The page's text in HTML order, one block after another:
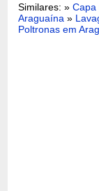
Similares: »Capa
Araguaína »
Poltronas em